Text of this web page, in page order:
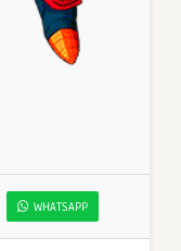
WHATSAPP